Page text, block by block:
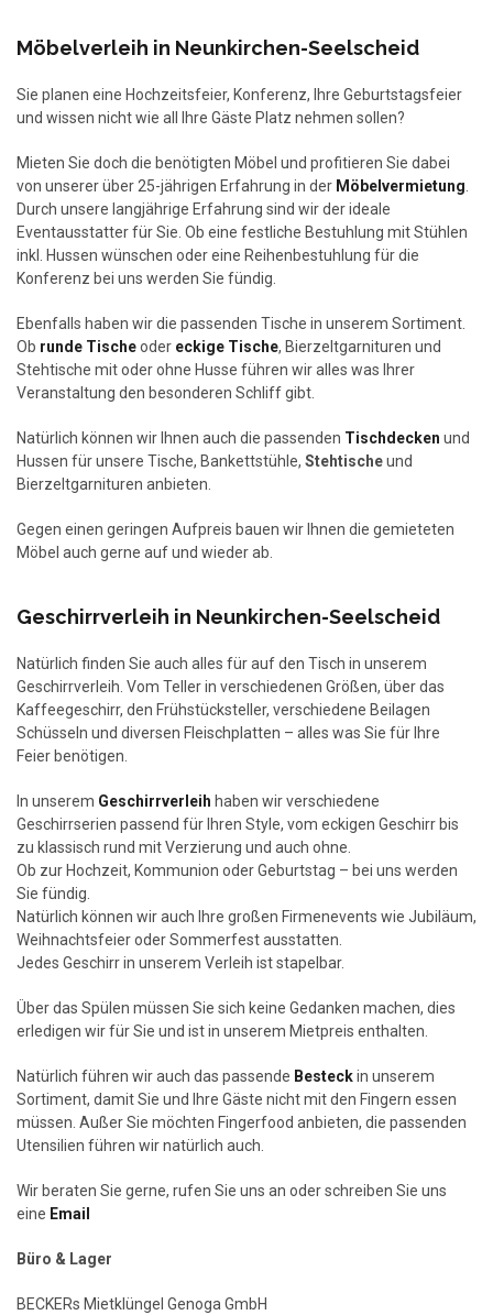
Möbelverleih in Neunkirchen-Seelscheid
Sie planen eine Hochzeitsfeier, Konferenz, Ihre Geburtstagsfeier
und wissen nicht wie all Ihre Gäste Platz nehmen sollen?
Mieten Sie doch die benötigten Möbel und profitieren Sie dabei
von unserer über 25-jährigen Erfahrung in der Möbelvermietung
Durch unsere langjährige Erfahrung sind wir der ideale
Eventausstatter für Sie. Ob eine festliche Bestuhlung mit Stühlen
inkl. Hussen wünschen oder eine Reihenbestuhlung für die
Konferenz bei uns werden Sie fündig.
Ebenfalls haben wir die passenden Tische in unserem Sortiment.
Ob runde Tischeoder eckige Tische, Bierzeltgarnituren und
Stehtische mit oder ohne Husse führen wir alles was Ihrer
Veranstaltung den besonderen Schliff gibt.
Natürlich können wir Ihnen auch die passenden Tischdecken und
Hussen für unsere Tische, Bankettstühle, Stehtischeund
Bierzeltgarnituren anbieten.
Gegen einen geringen Aufpreis bauen wir Ihnen die gemieteten
Möbel auch gerne auf und wieder ab.
Geschirrverleih in Neunkirchen-Seelscheid
Natürlich finden Sie auch alles für auf den Tisch in unserem
Geschirrverleih. Vom Teller in verschiedenen Größen, über das
Kaffeegeschirr, den Frühstücksteller, verschiedene Beilagen
Schüsseln und diversen Fleischplatten – alles was Sie für Ihre
Feier benötigen.
In unserem Geschirrverleih haben wir verschiedene
Geschirrserien passend für Ihren Style, vom eckigen Geschirr bis
zu klassisch rund mit Verzierung und auch ohne.
Ob zur Hochzeit, Kommunion oder Geburtstag – bei uns werden
Sie fündig.
Natürlich können wir auch Ihre großen Firmenevents wie Jubiläum,
Weihnachtsfeier oder Sommerfest ausstatten.
Jedes Geschirr in unserem Verleih ist stapelbar.
Über das Spülen müssen Sie sich keine Gedanken machen, dies
erledigen wir für Sie und ist in unserem Mietpreis enthalten.
Natürlich führen wir auch das passende Besteckin unserem
Sortiment, damit Sie und Ihre Gäste nicht mit den Fingern essen
müssen. Außer Sie möchten Fingerfood anbieten, die passenden
Utensilien führen wir natürlich auch.
Wir beraten Sie gerne, rufen Sie uns an oder schreiben Sie uns
eine Email
Büro & Lager
BECKERs Mietklüngel Genoga GmbH